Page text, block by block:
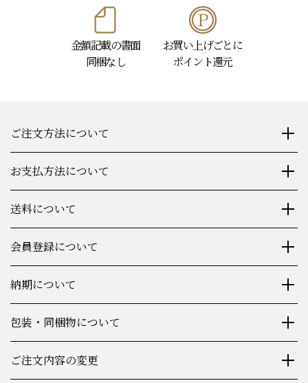
金額記載の書面
同梱なし
お買い上げごとに
ポイント還元
ご注文方法について
お支払方法について
送料について
会員登録について
納期について
包装・同梱物について
ご注文内容の変更